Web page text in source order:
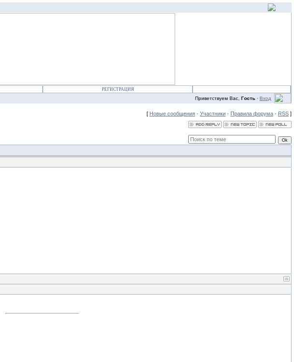
РЕГИСТРАЦИЯ
Приветствуем Вас, Гость · Вход
[ Новые сообщения · Участники · Правила форума · RSS ]